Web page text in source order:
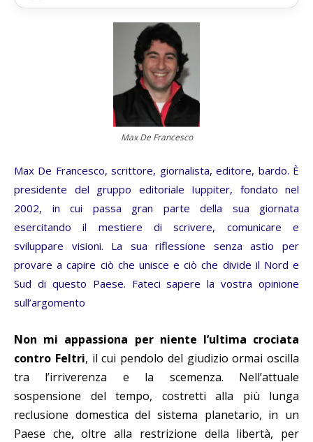
Max De Francesco
Max De Francesco, scrittore, giornalista, editore, bardo. È
presidente del gruppo editoriale Iuppiter, fondato nel
2002, in cui passa gran parte della sua giornata
esercitando il mestiere di scrivere, comunicare e
sviluppare visioni. La sua riflessione senza astio per
provare a capire ciò che unisce e ciò che divide il Nord e
Sud di questo Paese. Fateci sapere la vostra opinione
sull’argomento
Non mi appassiona per niente l’ultima crociata
contro Feltri, il cui pendolo del giudizio ormai oscilla
tra l’irriverenza e la scemenza. Nell’attuale
sospensione del tempo, costretti alla più lunga
reclusione domestica del sistema planetario, in un
Paese che, oltre alla restrizione della libertà, per